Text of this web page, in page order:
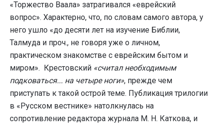
«Торжество Ваала» затрагивался «еврейский
вопрос». Характерно, что, по словам самого автора, у
него ушло «до десяти лет на изучение Библии,
Талмуда и проч., не говоря уже о личном,
практическом знакомстве с еврейским бытом и
миром». Крестовский «считал необходимым
подковаться... на четыре ноги», прежде чем
приступать к такой острой теме. Публикация трилогии
в «Русском вестнике» натолкнулась на
сопротивление редактора журнала М. Н. Каткова, и